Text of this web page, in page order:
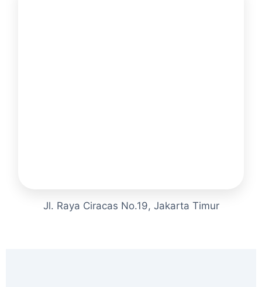
Jl. Raya Ciracas No.19, Jakarta Timur